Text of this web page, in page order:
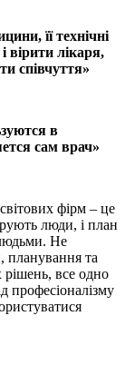
її технічні
вірити лікаря,
співчуття»
в
сам врач»
фірм – це
люди, і план
Не
планування та
рішень, все одно
професіоналізму